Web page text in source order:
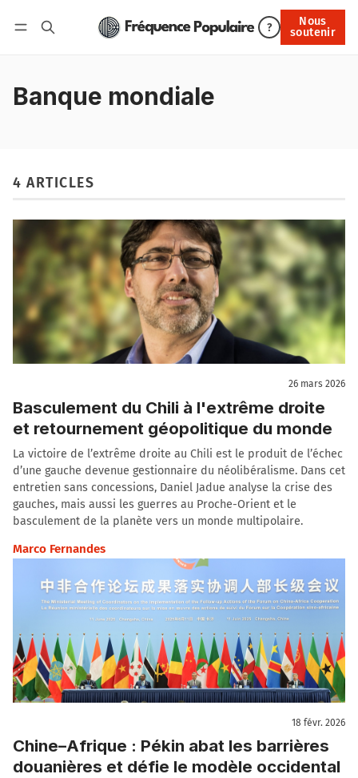
?
Nous
soutenir
Nous soutenir
Banque mondiale
4 ARTICLES
26 mars 2026
Basculement du Chili à l'extrême droite
et retournement géopolitique du monde
La victoire de l’extrême droite au Chili est le produit de l’échec
d’une gauche devenue gestionnaire du néolibéralisme. Dans cet
entretien sans concessions, Daniel Jadue analyse la crise des
gauches, mais aussi les guerres au Proche-Orient et le
basculement de la planète vers un monde multipolaire.
Marco Fernandes
18 févr. 2026
Chine–Afrique : Pékin abat les barrières
douanières et défie le modèle occidental